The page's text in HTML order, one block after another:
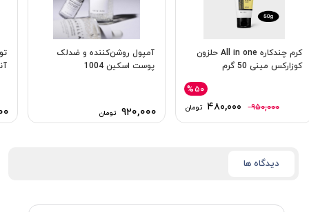
کرم چندکاره All in one حلزون
كوزاركس مینی 50 گرم
۹۵۰,۰۰۰ ۴۸۰,۰۰۰ تومان
%۵۰
آمپول روشن‌کننده و ضدلک
پوست اسکین 1004
۹۲۰,۰۰۰ تومان
دیدگاه ها